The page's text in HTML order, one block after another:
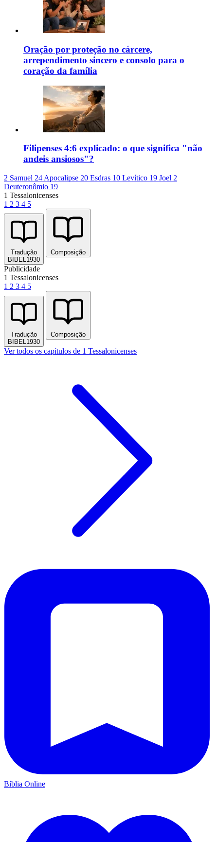
Oração por proteção no cárcere,
arrependimento sincero e consolo para o
coração da família
Filipenses 4:6 explicado: o que significa "não
andeis ansiosos"?
2 Samuel 24 Apocalipse 20 Esdras 10 Levítico 19 Joel 2
Deuteronômio 19
1 Tessalonicenses
1 2 3 4 5
Tradução
BIBEL1930
Composição
Publicidade
1 Tessalonicenses
1 2 3 4 5
Tradução
BIBEL1930
Composição
Ver todos os capítulos de 1 Tessalonicenses
Bíblia Online